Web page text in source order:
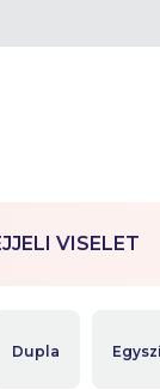
Dupla
VISELET